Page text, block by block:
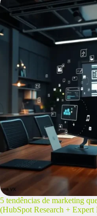
5 tendências de marketing
(HubSpot Research + Expert